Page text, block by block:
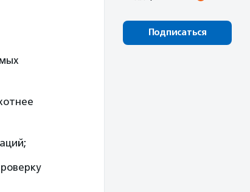
Подписаться